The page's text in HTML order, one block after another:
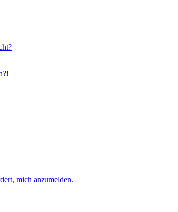
mich anzumelden.